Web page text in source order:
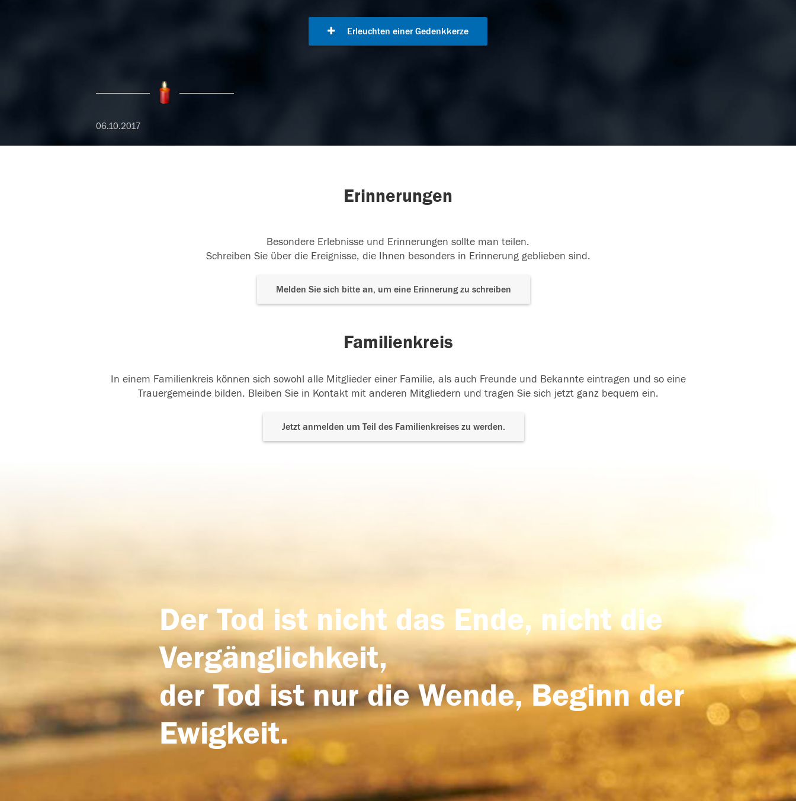
Erleuchten einer Gedenkkerze
06.10.2017
Erinnerungen
Besondere Erlebnisse und Erinnerungen sollte man teilen.
Schreiben Sie über die Ereignisse, die Ihnen besonders in Erinnerung geblieben sind.
Melden Sie sich bitte an, um eine Erinnerung zu schreiben
Familienkreis
In einem Familienkreis können sich sowohl alle Mitglieder einer Familie, als auch Freunde und Bekannte eintragen und so eine
Trauergemeinde bilden. Bleiben Sie in Kontakt mit anderen Mitgliedern und tragen Sie sich jetzt ganz bequem ein.
Jetzt anmelden um Teil des Familienkreises zu werden.
Der Tod ist nicht das Ende, nicht die
Vergänglichkeit,
der Tod ist nur die Wende, Beginn der
Ewigkeit.